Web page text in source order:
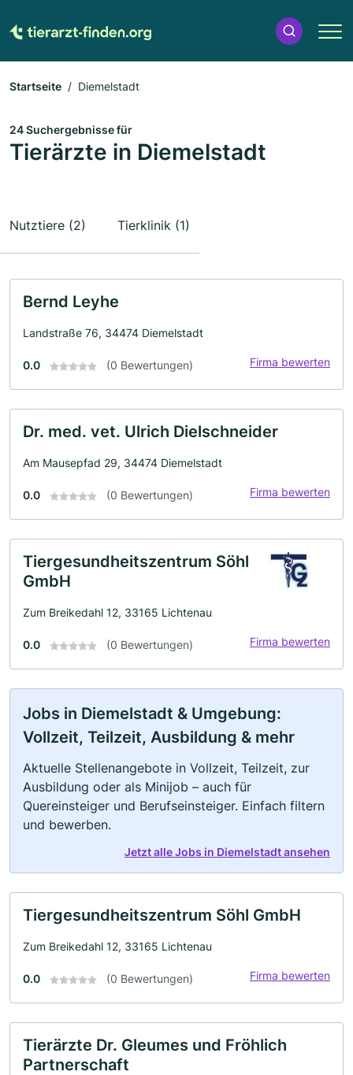
Startseite Diemelstadt
24 Suchergebnisse für
Tierärzte in Diemelstadt
Nutztiere (2) Tierklinik (1)
Bernd Leyhe
Landstraße 76, 34474 Diemelstadt
0.0 (0 Bewertungen) Firma bewerten
Dr. med. vet. Ulrich Dielschneider
Am Mausepfad 29, 34474 Diemelstadt
0.0 (0 Bewertungen) Firma bewerten
Tiergesundheitszentrum Söhl
GmbH
Zum Breikedahl 12, 33165 Lichtenau
0.0 (0 Bewertungen) Firma bewerten
Jobs in Diemelstadt & Umgebung:
Vollzeit, Teilzeit, Ausbildung & mehr
Aktuelle Stellenangebote in Vollzeit, Teilzeit, zur
Ausbildung oder als Minijob – auch für
Quereinsteiger und Berufseinsteiger. Einfach filtern
und bewerben.
Jetzt alle Jobs in Diemelstadt ansehen
Tiergesundheitszentrum Söhl GmbH
Zum Breikedahl 12, 33165 Lichtenau
0.0 (0 Bewertungen) Firma bewerten
Tierärzte Dr. Gleumes und Fröhlich
Partnerschaft